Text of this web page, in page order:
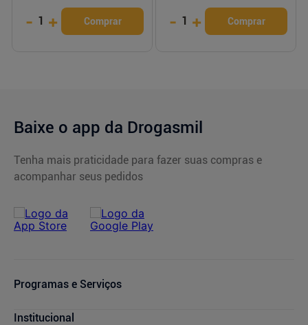
- 1 + Comprar - 1 + Comprar
Baixe o app da Drogasmil
Tenha mais praticidade para fazer suas compras e
acompanhar seus pedidos
Programas e Serviços
Cupons de Desconto
Institucional